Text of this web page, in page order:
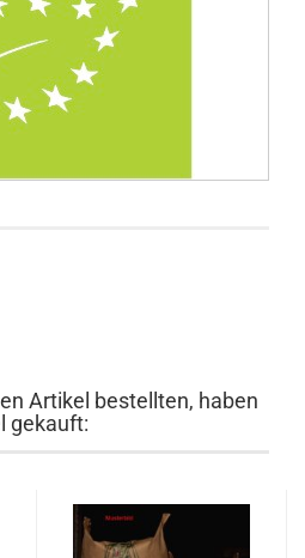
Artikel bestellten, haben
gekauft: